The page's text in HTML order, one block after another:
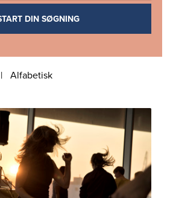
DIN SØGNING
Alfabetisk